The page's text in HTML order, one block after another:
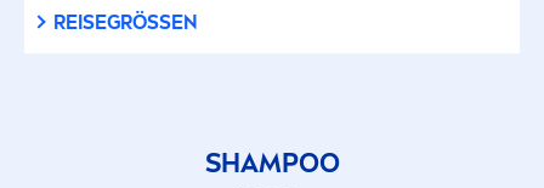
REISEGRÖSSEN
SHAMPOO